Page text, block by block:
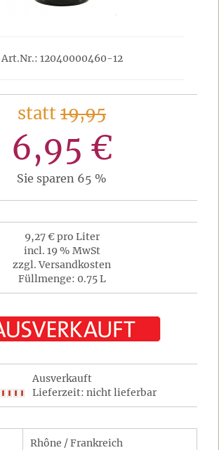
Art.Nr.: 12040000460-12
statt19,95
6,95 €
Sie sparen 65 %
9,27 € pro Liter
incl. 19 % MwSt
zzgl. Versandkosten
Füllmenge: 0.75 L
Ausverkauft
Lieferzeit: nicht lieferbar
Rhône / Frankreich